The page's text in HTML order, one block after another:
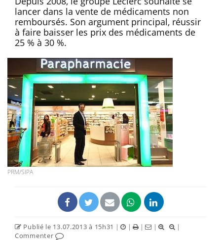
lancer dans la vente de médicaments non
remboursés. Son argument principal, réussir
à faire baisser les prix des médicaments de
25 % à 30 %.
PRM/SIPA
Publié le 13.07.2013 à 15h31 | | | |
|
Commenter